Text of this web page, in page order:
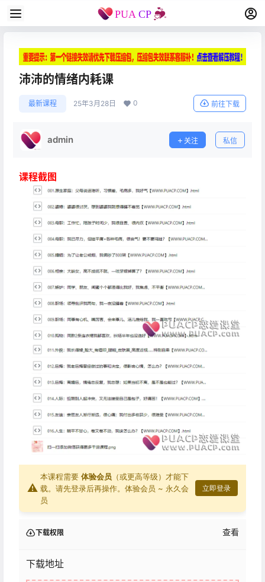
沛沛的情绪内耗课
最新课程 25年3月28日 0 前往下载
admin 关注 私信
课程截图
⚠
本课程需要 体验会员 （或更高等级）才能下
载。请先登录后再操作。 体验会员 ~ 永久会
员
立即登录
下载权限 查看
下载地址